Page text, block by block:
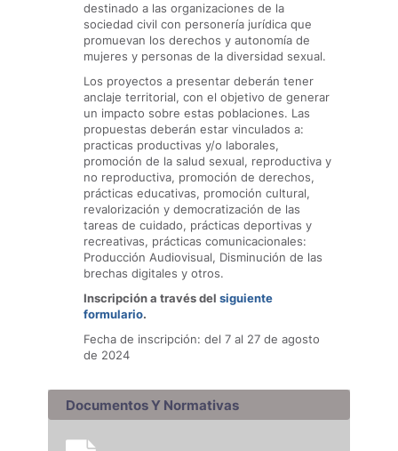
destinado a las organizaciones de la
sociedad civil con personería jurídica que
promuevan los derechos y autonomía de
mujeres y personas de la diversidad sexual.
Los proyectos a presentar deberán tener
anclaje territorial, con el objetivo de generar
un impacto sobre estas poblaciones. Las
propuestas deberán estar vinculados a:
practicas productivas y/o laborales,
promoción de la salud sexual, reproductiva y
no reproductiva, promoción de derechos,
prácticas educativas, promoción cultural,
revalorización y democratización de las
tareas de cuidado, prácticas deportivas y
recreativas, prácticas comunicacionales:
Producción Audiovisual, Disminución de las
brechas digitales y otros.
Inscripción a través del siguiente
formulario.
Fecha de inscripción: del 7 al 27 de agosto
de 2024
Documentos Y Normativas